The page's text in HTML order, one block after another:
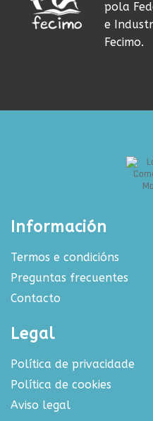
pola
e
Fecimo.
Información
Termos e condicións
Preguntas frecuentes
Contacto
Legal
Política de privacidade
Política de cookies
Aviso legal